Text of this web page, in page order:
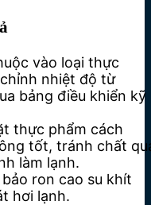
vào loại thực
nhiệt độ từ
bảng điều khiển kỹ
thực phẩm cách
tốt, tránh chất
làm lạnh.
ron cao su khít
hơi lạnh.